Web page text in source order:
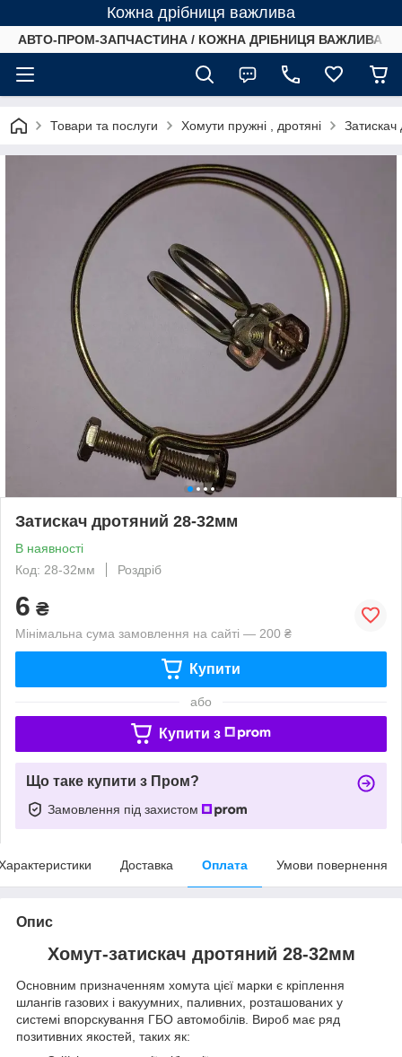
Кожна дрібниця важлива
АВТО-ПРОМ-ЗАПЧАСТИНА / КОЖНА ДРІБНИЦЯ ВАЖЛИВА /
Товари та послуги Хомути пружні , дротяні
Затискач дротяний 28-32мм
В наявності
Код: 28-32мм
Роздріб
6 ₴
Мінімальна сума замовлення на сайті — 200 ₴
Купити
або
Купити з
Що таке купити з Пром?
Замовлення під захистом
Доставка Оплата Умови повернення
Опис
Хомут-затискач дротяний 28-32мм
Основним призначенням хомута цієї марки є кріплення
шлангів газових і вакуумних, паливних, розташованих у
системі впорскування ГБО автомобілів. Вироб має ряд
позитивних якостей, таких як: